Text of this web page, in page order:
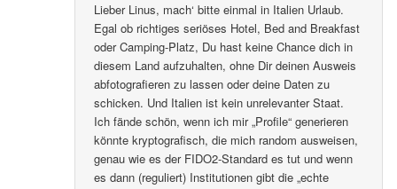
Lieber Linus, mach‘ bitte einmal in Italien Urlaub.
Egal ob richtiges seriöses Hotel, Bed and Breakfast
oder Camping-Platz, Du hast keine Chance dich in
diesem Land aufzuhalten, ohne Dir deinen Ausweis
abfotografieren zu lassen oder deine Daten zu
schicken. Und Italien ist kein unrelevanter Staat.
Ich fände schön, wenn ich mir „Profile“ generieren
könnte kryptografisch, die mich random ausweisen,
genau wie es der FIDO2-Standard es tut und wenn
es dann (reguliert) Institutionen gibt die „echte